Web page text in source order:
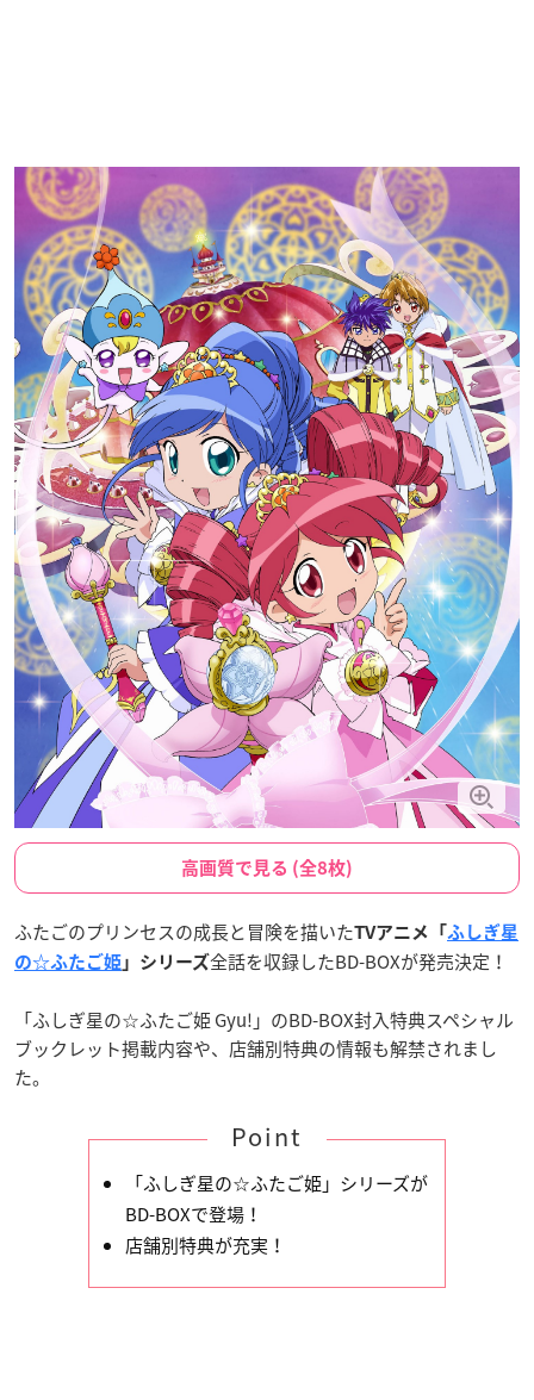
高画質で見る (全8枚)
ふたごのプリンセスの成長と冒険を描いたTVアニメ「 ふしぎ星
の☆ふたご姫 」シリーズ全話を収録したBD-BOXが発売決定！
「ふしぎ星の☆ふたご姫 Gyu!」のBD-BOX封入特典スペシャル
ブックレット掲載内容や、店舗別特典の情報も解禁されまし
た。
Point
「ふしぎ星の☆ふたご姫」シリーズが
BD-BOXで登場！
店舗別特典が充実！